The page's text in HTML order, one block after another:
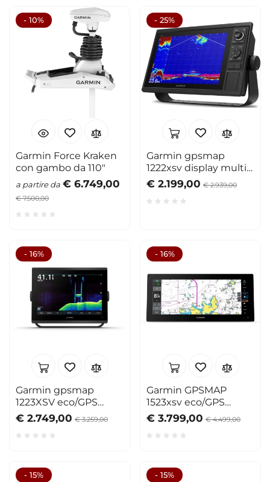
- 10%
Garmin Force Kraken
con gambo da 110"
a partire da € 6.749,00
€ 7.500,00
- 25%
Garmin gpsmap
1222xsv display multif.
12" eco/GPS
€ 2.199,00 € 2.939,00
- 16%
Garmin gpsmap
1223XSV eco/GPS
display multif. 12"
€ 2.749,00 € 3.259,00
- 16%
Garmin GPSMAP
1523xsv eco/GPS
display multif. 15"
€ 3.799,00 € 4.499,00
- 15% - 15%